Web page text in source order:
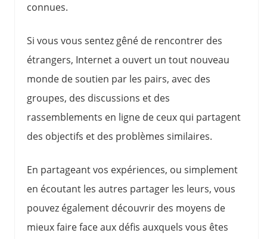
connues.
Si vous vous sentez gêné de rencontrer des
étrangers, Internet a ouvert un tout nouveau
monde de soutien par les pairs, avec des
groupes, des discussions et des
rassemblements en ligne de ceux qui partagent
des objectifs et des problèmes similaires.
En partageant vos expériences, ou simplement
en écoutant les autres partager les leurs, vous
pouvez également découvrir des moyens de
mieux faire face aux défis auxquels vous êtes